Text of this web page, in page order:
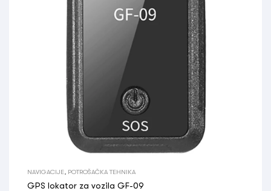
NAVIGACIJE POTROŠAČKA TEHNIKA
GPS lokator za vozila GF-09